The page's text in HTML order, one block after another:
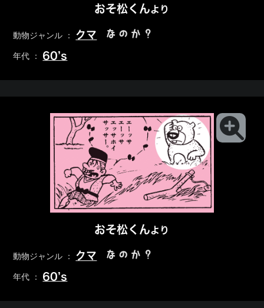
おそ松くんより
動物ジャンル ： クマ なのか？
年代 ： 60’s
おそ松くんより
動物ジャンル ： クマ なのか？
年代 ： 60’s